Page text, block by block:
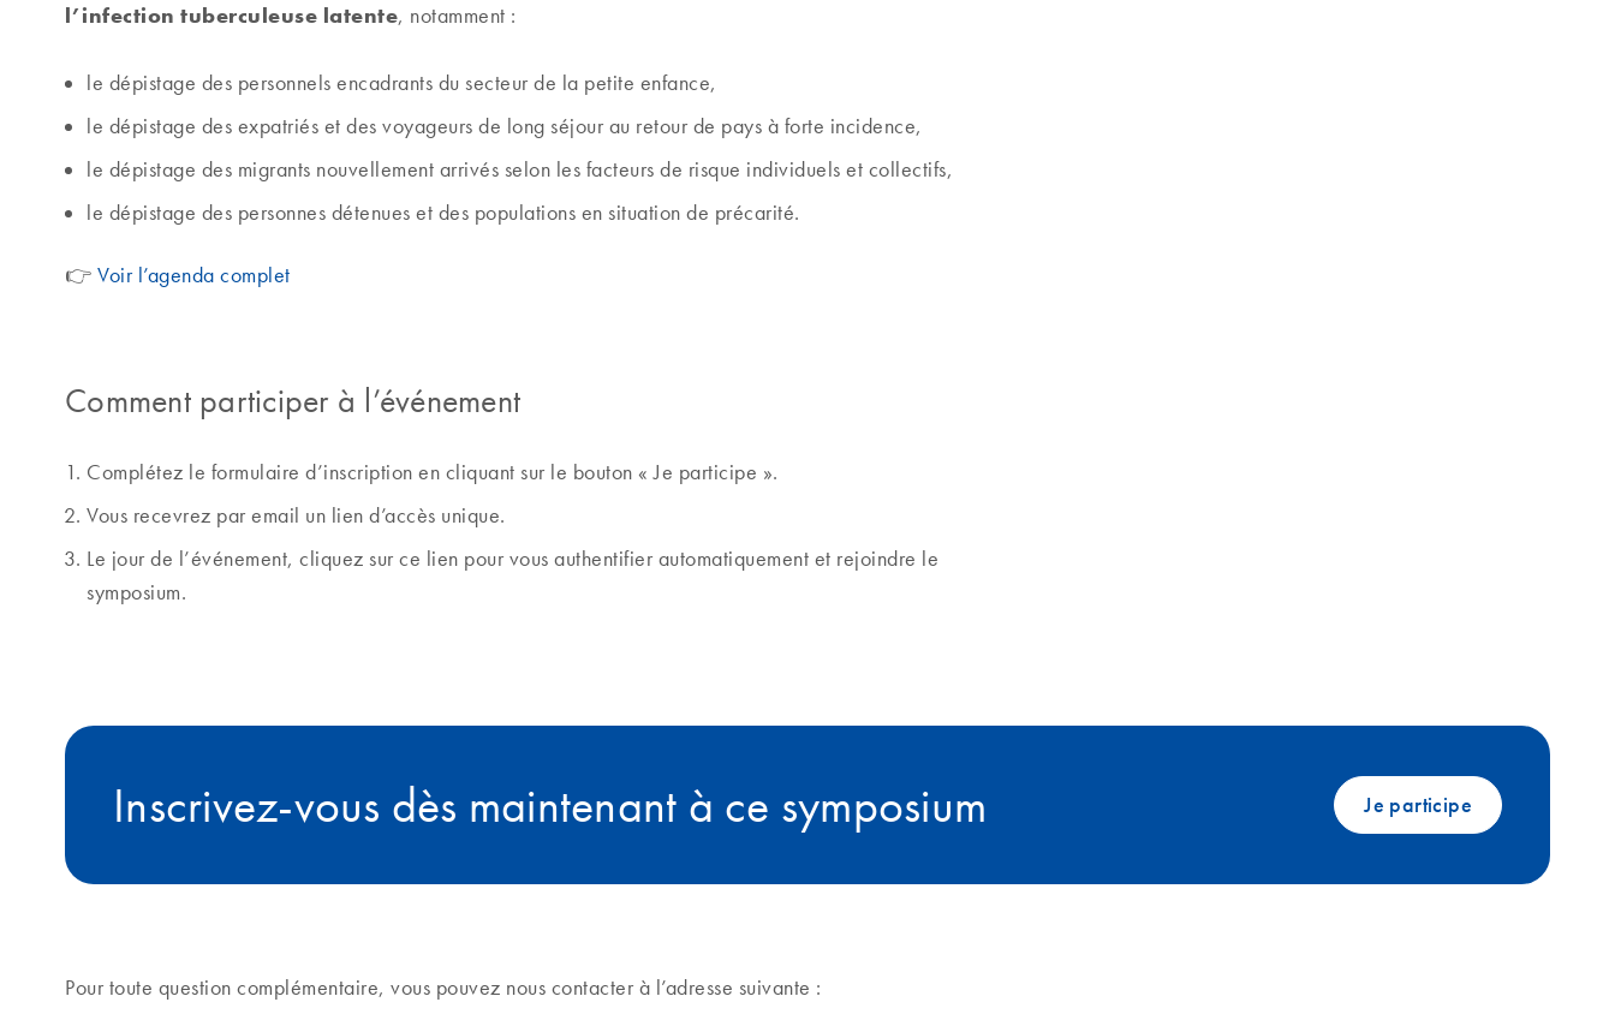
l’infection tuberculeuse latente, notamment :
le dépistage des personnels encadrants du secteur de la petite enfance,
le dépistage des expatriés et des voyageurs de long séjour au retour de pays à forte incidence,
le dépistage des migrants nouvellement arrivés selon les facteurs de risque individuels et collectifs,
le dépistage des personnes détenues et des populations en situation de précarité.
👉 Voir l’agenda complet
Comment participer à l’événement
Complétez le formulaire d’inscription en cliquant sur le bouton « Je participe ».
Vous recevrez par email un lien d’accès unique.
Le jour de l’événement, cliquez sur ce lien pour vous authentifier automatiquement et rejoindre le
symposium.
Je
participe
Inscrivez-vous dès maintenant à ce symposium Je participe
Pour toute question complémentaire, vous pouvez nous contacter à l’adresse suivante :